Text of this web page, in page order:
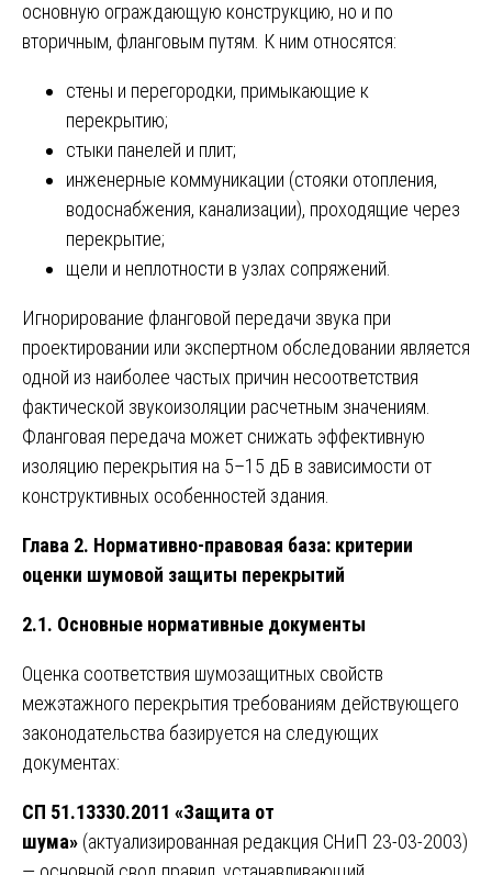
основную ограждающую конструкцию, но и по
вторичным, фланговым путям. К ним относятся:
стены и перегородки, примыкающие к
перекрытию;
стыки панелей и плит;
инженерные коммуникации (стояки отопления,
водоснабжения, канализации), проходящие через
перекрытие;
щели и неплотности в узлах сопряжений.
Игнорирование фланговой передачи звука при
проектировании или экспертном обследовании является
одной из наиболее частых причин несоответствия
фактической звукоизоляции расчетным значениям.
Фланговая передача может снижать эффективную
изоляцию перекрытия на 5–15 дБ в зависимости от
конструктивных особенностей здания.
Глава 2. Нормативно-правовая база: критерии
оценки шумовой защиты перекрытий
2.1. Основные нормативные документы
Оценка соответствия шумозащитных свойств
межэтажного перекрытия требованиям действующего
законодательства базируется на следующих
документах:
СП 51.13330.2011 «Защита от
шума» (актуализированная редакция СНиП 23-03-2003)